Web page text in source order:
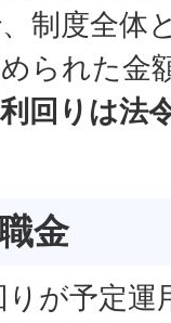
制度全体
られた金
回りは法
金
りが予定